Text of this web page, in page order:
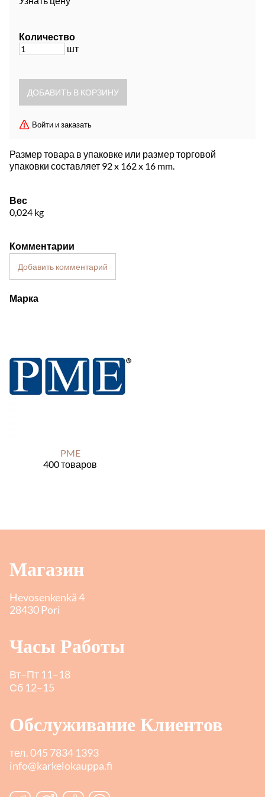
Количество
шт
Войти и заказать
Размер товара в упаковке или размер торговой
упаковки составляет 92 x 162 x 16 mm.
Вес
0,024 kg
Комментарии
Добавить комментарий
Марка
PME
400 товаров
Магазин
Hevosenkenkä 4
28430 Pori
Часы Работы
Вт–Пт 11–18
Сб 12–15
Обслуживание Клиентов
тел.045 7834 1393
info@karkelokauppa.fi